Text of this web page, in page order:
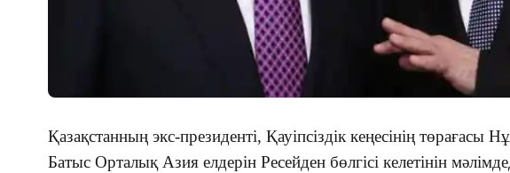
Қазақстанның экс-президенті, Қауіпсіздік кеңесінің төрағасы
Батыс Орталық Азия елдерін Ресейден бөлгісі келетінін